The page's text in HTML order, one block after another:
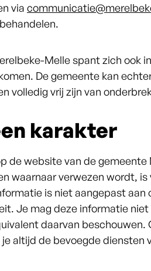
via
Melle spant zich ook
De gemeente kan
volledig vrij zijn van
karakter
de website van de
waarnaar verwezen wordt,
is niet aangepast
Je mag deze informatie
daarvan
altijd de bevoegde diensten